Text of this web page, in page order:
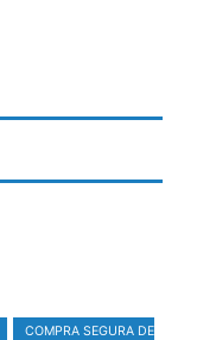
COMPRA SEGURA DE